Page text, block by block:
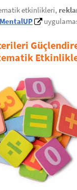
etkinlikleri,
MentalUP